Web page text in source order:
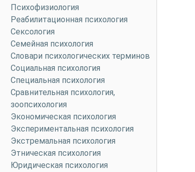
Психофизиология
Реабилитационная психология
Сексология
Семейная психология
Словари психологических терминов
Социальная психология
Специальная психология
Сравнительная психология,
зоопсихология
Экономическая психология
Экспериментальная психология
Экстремальная психология
Этническая психология
Юридическая психология